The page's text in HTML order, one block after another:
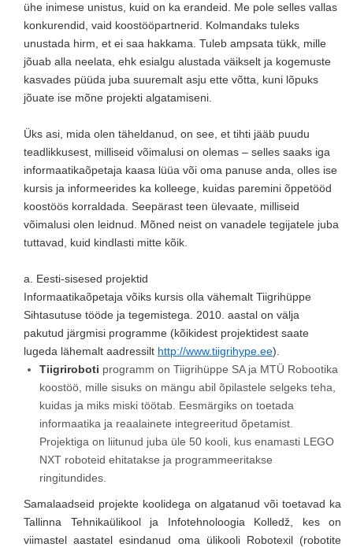
ühe inimese unistus, kuid on ka erandeid. Me pole selles vallas
konkurendid, vaid koostööpartnerid. Kolmandaks tuleks
unustada hirm, et ei saa hakkama. Tuleb ampsata tükk, mille
jõuab alla neelata, ehk esialgu alustada väikselt ja kogemuste
kasvades püüda juba suuremalt asju ette võtta, kuni lõpuks
jõuate ise mõne projekti algatamiseni.
Üks asi, mida olen täheldanud, on see, et tihti jääb puudu
teadlikkusest, milliseid võimalusi on olemas – selles saaks iga
informaatikaõpetaja kaasa lüüa või oma panuse anda, olles ise
kursis ja informeerides ka kolleege, kuidas paremini õppetööd
koostöös korraldada. Seepärast teen ülevaate, milliseid
võimalusi olen leidnud. Mõned neist on vanadele tegijatele juba
tuttavad, kuid kindlasti mitte kõik.
a. Eesti-sisesed projektid
Informaatikaõpetaja võiks kursis olla vähemalt Tiigrihüppe
Sihtasutuse tööde ja tegemistega. 2010. aastal on välja
pakutud järgmisi programme (kõikidest projektidest saate
lugeda lähemalt aadressilt http://www.tiigrihype.ee).
Tiigriroboti programm on Tiigrihüppe SA ja MTÜ Robootika
koostöö, mille sisuks on mängu abil õpilastele selgeks teha,
kuidas ja miks miski töötab. Eesmärgiks on toetada
informaatika ja reaalainete integreeritud õpetamist.
Projektiga on liitunud juba üle 50 kooli, kus enamasti LEGO
NXT roboteid ehitatakse ja programmeeritakse
ringitundides.
Samalaadseid projekte koolidega on algatanud või toetavad ka
Tallinna Tehnikaülikool ja Infotehnoloogia Kolledž, kes on
viimastel aastatel esindanud oma ülikooli Robotexil (robotite